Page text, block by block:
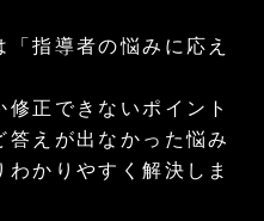
指導者の悩みに応え
正できないポイント
えが出なかった悩み
かりやすく解決しま